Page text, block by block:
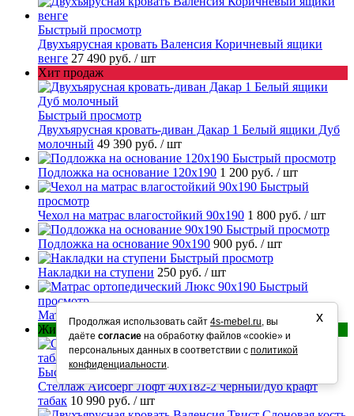
Быстрый просмотр
Двухъярусная кровать Валенсия Коричневый ящики
венге 27 490 руб. / шт
Хит продаж
Быстрый просмотр
Двухъярусная кровать-диван Дакар 1 Белый ящики Дуб
молочный 49 390 руб. / шт
Быстрый просмотр
Подложка на основание 120х190 1 200 руб. / шт
Быстрый
просмотр
Чехол на матрас влагостойкий 90х190 1 800 руб. / шт
Быстрый просмотр
Подложка на основание 90х190 900 руб. / шт
Быстрый просмотр
Накладки на ступени 250 руб. / шт
Быстрый
просмотр
Матрас ортопедический Люкс 90х190
11 290 руб.
/ шт
Живые фото
Быстрый просмотр
Стеллаж Айсберг Лофт 40х182-2 черный/дуб крафт
табак 10 990 руб. / шт
Продолжая использовать сайт 4s-mebel.ru, вы
даёте согласие на обработку файлов «cookie» и
персональных данных в соответствии с политикой
конфиденциальности.
х